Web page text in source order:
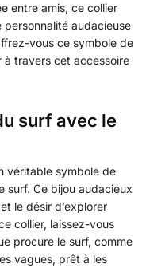
entre amis, ce collier
audacieuse
vous ce symbole de
à travers cet accessoire
surf avec le
véritable symbole de
surf. Ce bijou audacieux
le désir d’explorer
collier, laissez-vous
procure le surf, comme
vagues, prêt à les